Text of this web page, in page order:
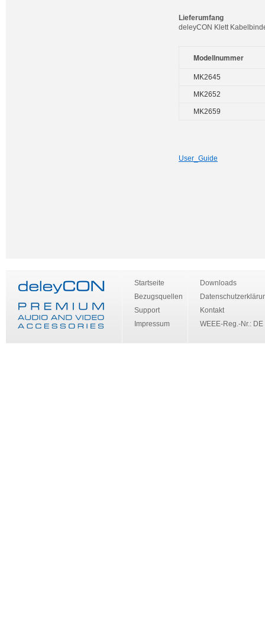
Lieferumfang
deleyCON Klett
Modellnummer
MK2645
MK2652
MK2659
User_Guide
Startseite
Bezugsquellen
Support
Impressum
Downloads
Kontakt
WEEE-Reg.-Nr.: